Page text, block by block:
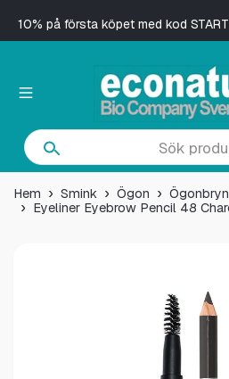
10% på första köpet med kod
Hem Smink Ögon
Ögonbryn
Eyeliner Eyebrow Pencil 48